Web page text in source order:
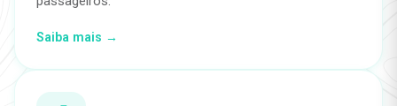
Saiba mais →